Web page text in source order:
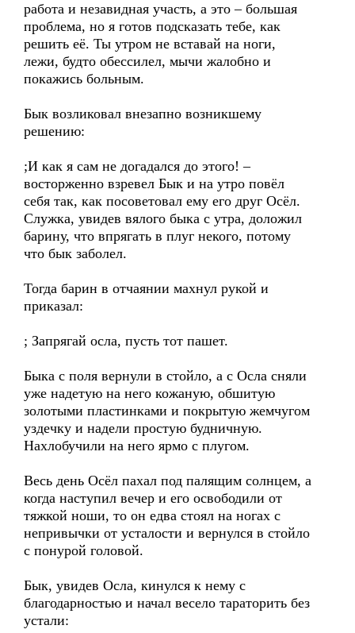
работа и незавидная участь, а это – большая
проблема, но я готов подсказать тебе, как
решить её. Ты утром не вставай на ноги,
лежи, будто обессилел, мычи жалобно и
покажись больным.
Бык возликовал внезапно возникшему
решению:
;И как я сам не догадался до этого! –
восторженно взревел Бык и на утро повёл
себя так, как посоветовал ему его друг Осёл.
Служка, увидев вялого быка с утра, доложил
барину, что впрягать в плуг некого, потому
что бык заболел.
Тогда барин в отчаянии махнул рукой и
приказал:
; Запрягай осла, пусть тот пашет.
Быка с поля вернули в стойло, а с Осла сняли
уже надетую на него кожаную, обшитую
золотыми пластинками и покрытую жемчугом
уздечку и надели простую будничную.
Нахлобучили на него ярмо с плугом.
Весь день Осёл пахал под палящим солнцем, а
когда наступил вечер и его освободили от
тяжкой ноши, то он едва стоял на ногах с
непривычки от усталости и вернулся в стойло
с понурой головой.
Бык, увидев Осла, кинулся к нему с
благодарностью и начал весело тараторить без
устали: